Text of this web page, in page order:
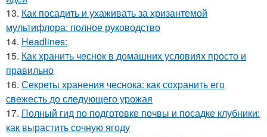
13. Как посадить и ухаживать за хризантемой
мультифлора: полное руководство
14. Headlines:
15. Как хранить чеснок в домашних условиях просто и
правильно
16. Секреты хранения чеснока: как сохранить его
свежесть до следующего урожая
17. Полный гид по подготовке почвы и посадке клубники:
как вырастить сочную ягоду